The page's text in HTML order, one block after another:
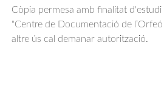
Còpia permesa amb finalitat
"Centre de Documentació de l’Orfeó
altre ús cal demanar autorització.